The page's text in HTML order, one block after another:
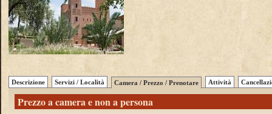
Descrizione Servizi / Località Camera / Prezzo / Prenotare Attività
Prezzo a camera e non a persona